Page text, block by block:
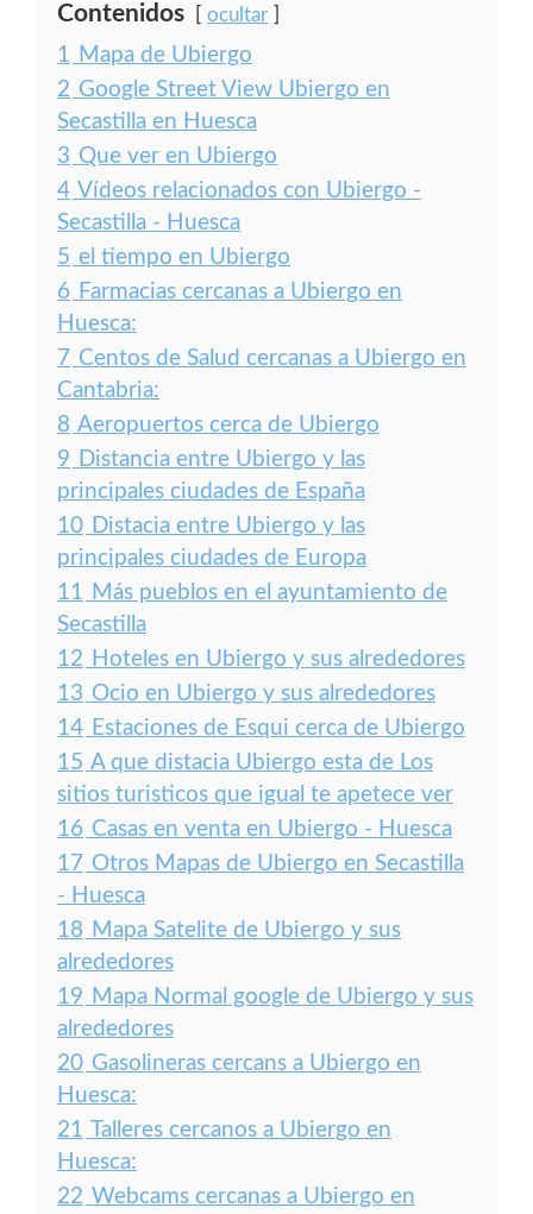
Contenidos ocultar
1 Mapa de Ubiergo
2 Google Street View Ubiergo en
Secastilla en Huesca
3 Que ver en Ubiergo
4 Vídeos relacionados con Ubiergo -
Secastilla - Huesca
5 el tiempo en Ubiergo
6 Farmacias cercanas a Ubiergo en
Huesca:
7 Centos de Salud cercanas a Ubiergo en
Cantabria:
8 Aeropuertos cerca de Ubiergo
9 Distancia entre Ubiergo y las
principales ciudades de España
10 Distacia entre Ubiergo y las
principales ciudades de Europa
11 Más pueblos en el ayuntamiento de
Secastilla
12 Hoteles en Ubiergo y sus alrededores
13 Ocio en Ubiergo y sus alrededores
14 Estaciones de Esqui cerca de Ubiergo
15 A que distacia Ubiergo esta de Los
sitios turisticos que igual te apetece ver
16 Casas en venta en Ubiergo - Huesca
17 Otros Mapas de Ubiergo en Secastilla
- Huesca
18 Mapa Satelite de Ubiergo y sus
alrededores
19 Mapa Normal google de Ubiergo y sus
alrededores
20 Gasolineras cercans a Ubiergo en
Huesca:
21 Talleres cercanos a Ubiergo en
Huesca:
22 Webcams cercanas a Ubiergo en